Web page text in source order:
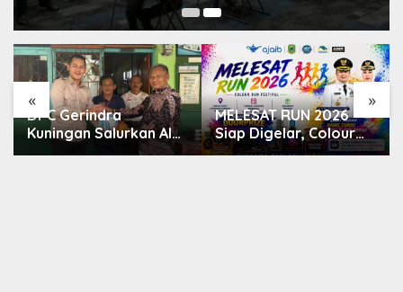
« »
DPC Gerindra
Kuningan Salurkan Alat
MELESAT RUN 2026
Siap Digelar, Colour
Run 5,28 Km Jadi Ajang